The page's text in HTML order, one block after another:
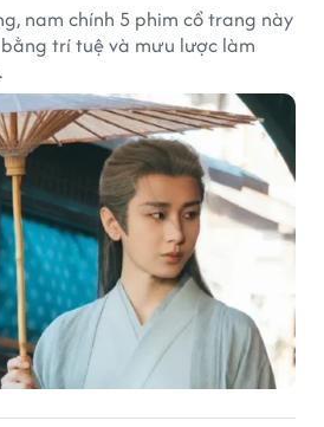
nam chính 5 phim cổ trang này
trí tuệ và mưu lược làm